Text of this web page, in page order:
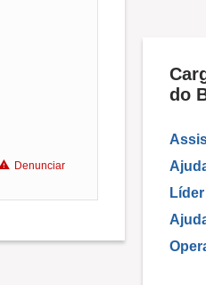
Denunciar
do